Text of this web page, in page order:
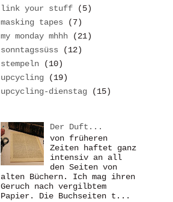
link your stuff
(5)
masking tapes
(7)
my monday mhhh
(21)
sonntagssüss
(12)
stempeln
(10)
upcycling
(19)
upcycling-dienstag
(15)
Der Duft...
von früheren
Zeiten haftet ganz
intensiv an all
den Seiten von
alten Büchern. Ich mag ihren
Geruch nach vergilbtem
Papier. Die Buchseiten t...